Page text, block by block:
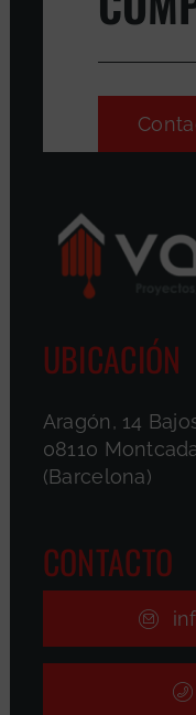
UBICACIÓN
Aragón, 14
08110
(Barcelona)
CONTACTO